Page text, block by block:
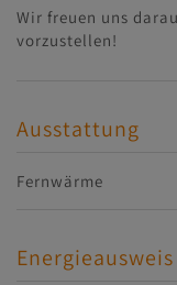
Wir freuen uns
vorzustellen!
Ausstattung
Fernwärme
Energieausweis